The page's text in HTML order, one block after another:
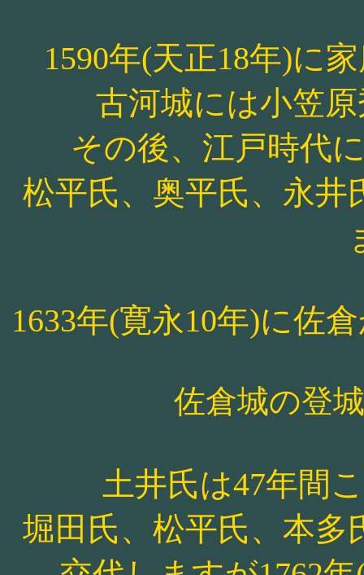
1590年(天正18年)に
古河城には小笠
その後、江戸時代
松平氏、奥平氏、永
1633年(寛永10年)に佐
佐倉城の登
土井氏は47年間
堀田氏、松平氏、本多